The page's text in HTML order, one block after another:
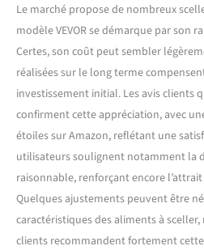
kit
vide !
sous
divers
1 fil
1
à vide
Le marché propose de nombreux
modèle VEVOR se démarque par son
Certes, son coût peut sembler
réalisées sur le long terme
investissement initial. Les avis clients
confirment cette appréciation, avec
étoiles sur Amazon, reflétant une
utilisateurs soulignent notamment la
raisonnable, renforçant encore
Quelques ajustements peuvent être
caractéristiques des aliments à sceller,
clients recommandent fortement